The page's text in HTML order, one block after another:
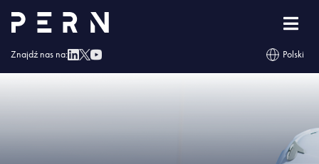
Znajdź nas na: Polski
Strona główna »PERN stawia na ekologię IMG – PERN stawia na ekologię